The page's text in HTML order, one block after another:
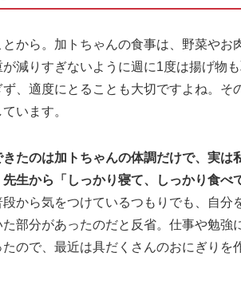
から。加トちゃんの食事は、野菜やお
減りすぎないように週に1度は揚げ物
ず、適度にとることも大切ですよね。そ
います。
きたのは加トちゃんの体調だけで、実は
生から「しっかり寝て、しっかり食べ
段から気をつけているつもりでも、自分
部分があったのだと反省。仕事や勉強
たので、最近は具だくさんのおにぎりを